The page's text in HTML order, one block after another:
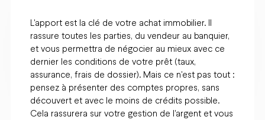
L'apport est la clé de votre achat immobilier. Il
rassure toutes les parties, du vendeur au banquier,
et vous permettra de négocier au mieux avec ce
dernier les conditions de votre prêt (taux,
assurance, frais de dossier). Mais ce n'est pas tout :
pensez à présenter des comptes propres, sans
découvert et avec le moins de crédits possible.
Cela rassurera sur votre gestion de l'argent et vous